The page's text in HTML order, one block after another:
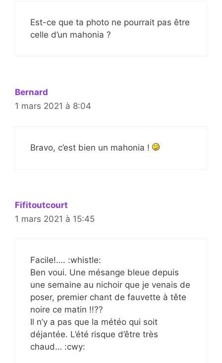
Est-ce que ta photo ne pourrait pas être
celle d’un mahonia ?
Bernard
1 mars 2021 à 8:04
Bravo, c’est bien un mahonia !
Fifitoutcourt
1 mars 2021 à 15:45
Facile!…. :whistle:
Ben voui. Une mésange bleue depuis
une semaine au nichoir que je venais de
poser, premier chant de fauvette à tête
noire ce matin !!??
Il n’y a pas que la météo qui soit
déjantée. L’été risque d’être très
chaud… :cwy: